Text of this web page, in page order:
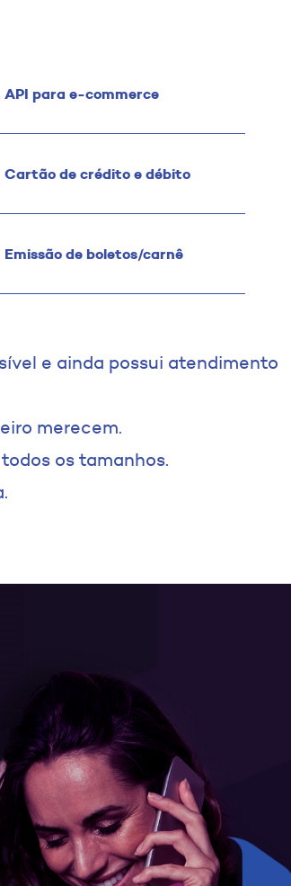
API para e-commerce
Cartão de crédito e débito
Emissão de boletos/carnê
e ainda possui atendimento
merecem.
os tamanhos.